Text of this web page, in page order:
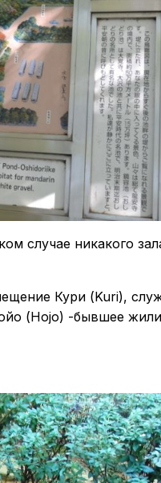
случае никакого
Кури (Kuri),
(Hojo) -бывшее